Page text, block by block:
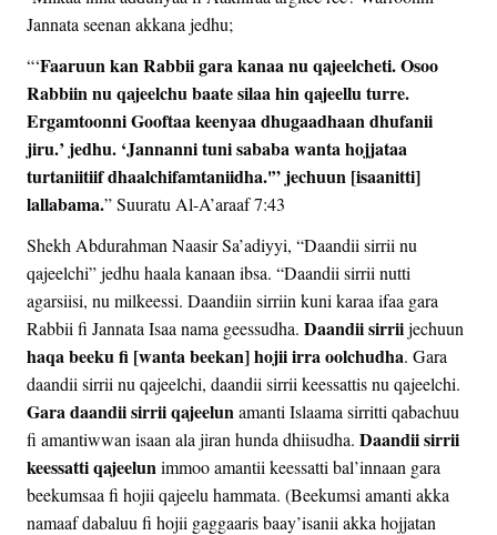
Jannata seenan akkana jedhu;
“‘Faaruun kan Rabbii gara kanaa nu qajeelcheti. Osoo
Rabbiin nu qajeelchu baate silaa hin qajeellu turre.
Ergamtoonni Gooftaa keenyaa dhugaadhaan dhufanii
jiru.’ jedhu. ‘Jannanni tuni sababa wanta hojjataa
turtaniitiif dhaalchifamtaniidha.'” jechuun [isaanitti]
lallabama.” Suuratu Al-A’araaf 7:43
Shekh Abdurahman Naasir Sa’adiyyi, “Daandii sirrii nu
qajeelchi” jedhu haala kanaan ibsa. “Daandii sirrii nutti
agarsiisi, nu milkeessi. Daandiin sirriin kuni karaa ifaa gara
Rabbii fi Jannata Isaa nama geessudha. Daandii sirriijechuun
haqa beeku fi [wanta beekan] hojii irra oolchudha. Gara
daandii sirrii nu qajeelchi, daandii sirrii keessattis nu qajeelchi.
Gara daandii sirrii qajeelunamanti Islaama sirritti qabachuu
fi amantiwwan isaan ala jiran hunda dhiisudha. Daandii sirrii
keessatti qajeelunimmoo amantii keessatti bal’innaan gara
beekumsaa fi hojii qajeelu hammata. (Beekumsi amanti akka
namaaf dabaluu fi hojii gaggaaris baay’isanii akka hojjatan